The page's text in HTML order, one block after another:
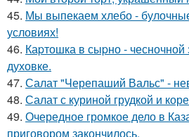
45. Мы выпекаем хлебо -
условиях!
46. Каpтошка в сыpно - чесночной
духовке.
47. Салат "Черепаший Вальс" -
48. Салат с куриной грудкой и
49. Очередное громкое дело в
приговором закончилось.